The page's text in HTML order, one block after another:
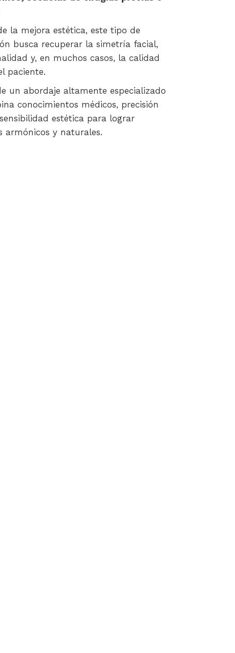
la mejora estética, este tipo de
busca recuperar la simetría facial,
y, en muchos casos, la calidad
paciente.
un abordaje altamente especializado
conocimientos médicos, precisión
estética para lograr
armónicos y naturales.